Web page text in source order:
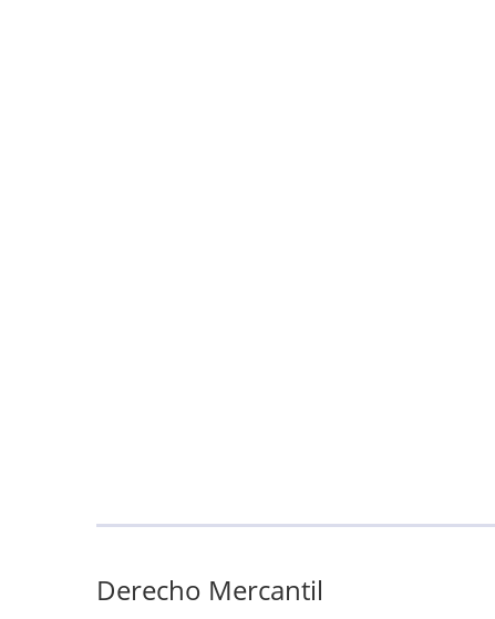
Derecho Mercantil